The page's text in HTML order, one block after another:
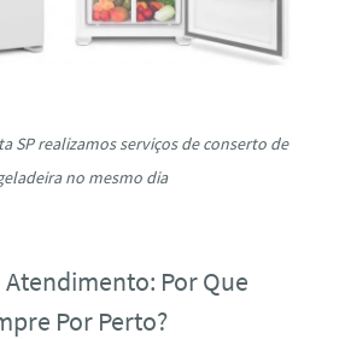
SP realizamos serviços de conserto de
no mesmo dia
Por Que
Por Perto?